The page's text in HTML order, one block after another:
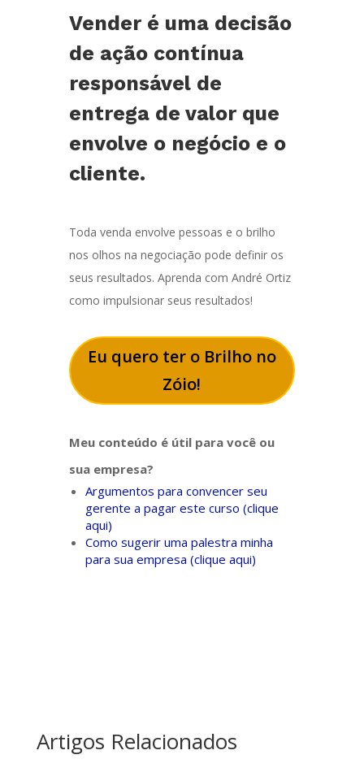
Vender é uma decisão
de ação contínua
responsável de
entrega de valor que
envolve o negócio e o
cliente.
Toda venda envolve pessoas e o brilho
nos olhos na negociação pode definir os
seus resultados. Aprenda com André Ortiz
como impulsionar seus resultados!
Eu quero ter o Brilho no
Zóio!
Meu conteúdo é útil para você ou
sua empresa?
Argumentos para convencer seu
gerente a pagar este curso (clique
aqui)
Como sugerir uma palestra minha
para sua empresa (clique aqui)
Artigos Relacionados